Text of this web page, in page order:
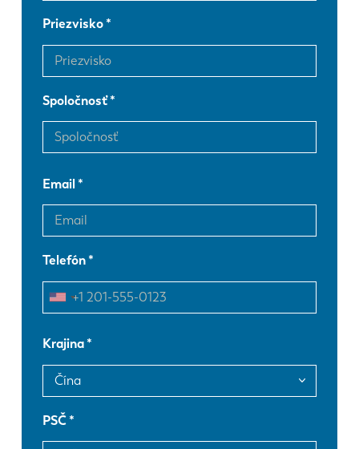
Priezvisko
Spoločnosť
Email
Telefón
Krajina
PSČ
EN NL
FR
DE
ES PT-PT